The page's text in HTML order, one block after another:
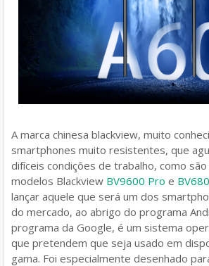
A marca chinesa blackview, muito
smartphones muito resistentes, que
difíceis condições de trabalho, como
modelos Blackview BV9600 Pro e
lançar aquele que será um dos
do mercado, ao abrigo do programa
programa da Google, é um sistema
que pretendem que seja usado em
gama. Foi especialmente desenhado